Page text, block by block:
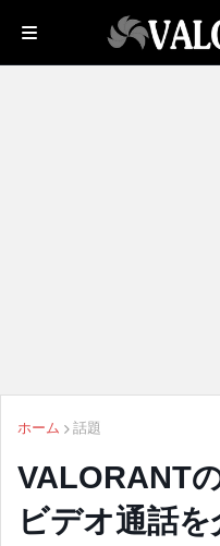
ホーム 話題
VALORANT
ビデオ通話